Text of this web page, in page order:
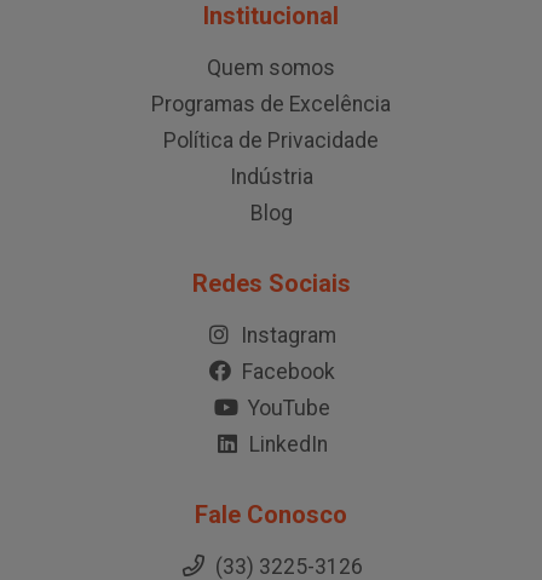
Institucional
Quem somos
Programas de Excelência
Política de Privacidade
Indústria
Blog
Redes Sociais
Instagram
Facebook
YouTube
LinkedIn
Fale Conosco
(33) 3225-3126